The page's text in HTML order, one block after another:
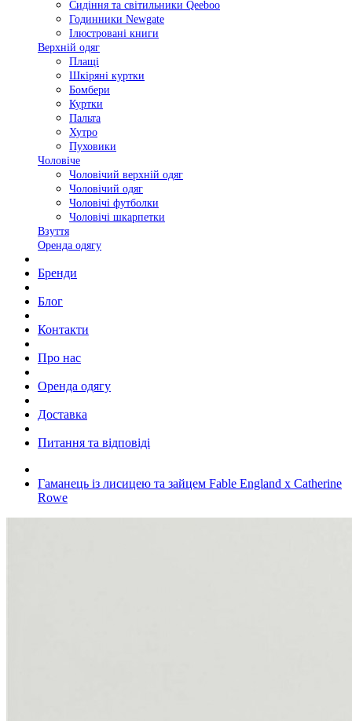
Сидіння та світильники Qeeboo
Годинники Newgate
Ілюстровані книги
Верхній одяг
Плащі
Шкіряні куртки
Бомбери
Куртки
Пальта
Хутро
Пуховики
Чоловіче
Чоловічий верхній одяг
Чоловічий одяг
Чоловічі футболки
Чоловічі шкарпетки
Взуття
Оренда одягу
Бренди
Блог
Контакти
Про нас
Оренда одягу
Доставка
Питання та відповіді
Гаманець із лисицею та зайцем Fable England x Catherine
Rowe